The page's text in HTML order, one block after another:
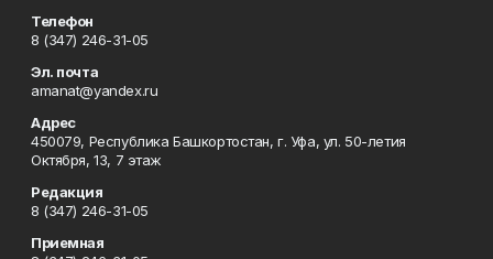
Телефон
8 (347) 246-31-05
Эл. почта
amanat@yandex.ru
Адрес
450079, Республика Башкортостан, г. Уфа, ул. 50-летия
Октября, 13, 7 этаж
Редакция
8 (347) 246-31-05
Приемная